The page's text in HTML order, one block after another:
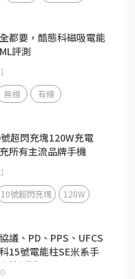
都要，酷態科磁吸電能
評測
無線 有線
超閃充塊120W充電
所有主流品牌手機
10號超閃充塊 120W
議、PD、PPS、UFCS
15號電能柱SE米系手
性測試